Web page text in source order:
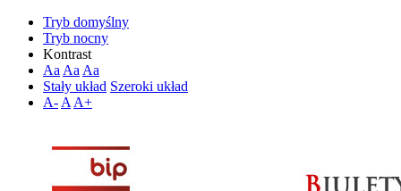
Tryb domyślny
Tryb nocny
Kontrast
Aa Aa Aa
Stały układ Szeroki układ
A- A A+